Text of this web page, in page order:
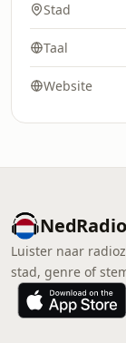
Stad
Taal
Website
Luister naar
stad, genre of